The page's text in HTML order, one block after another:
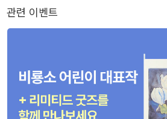
관련 이벤트